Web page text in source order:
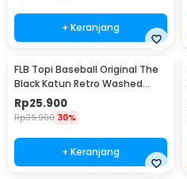
+ Keranjang
FLB Topi Baseball Original The
Black Katun Retro Washed
Style Cap - F122
Rp25.900
Rp36.900 30%
+ Keranjang